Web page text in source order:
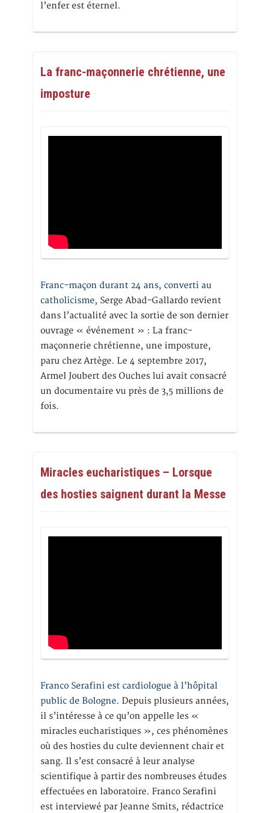
l’enfer est éternel.
La franc-maçonnerie chrétienne, une
imposture
Franc-maçon durant 24 ans, converti au
catholicisme, Serge Abad-Gallardo revient
dans l’actualité avec la sortie de son dernier
ouvrage « événement » : La franc-
maçonnerie chrétienne, une imposture,
paru chez Artège. Le 4 septembre 2017,
Armel Joubert des Ouches lui avait consacré
un documentaire vu près de 3,5 millions de
fois.
Miracles eucharistiques – Lorsque
des hosties saignent durant la Messe
Franco Serafini est cardiologue à l’hôpital
public de Bologne. Depuis plusieurs années,
il s’intéresse à ce qu’on appelle les «
miracles eucharistiques », ces phénomènes
où des hosties du culte deviennent chair et
sang. Il s’est consacré à leur analyse
scientifique à partir des nombreuses études
effectuées en laboratoire. Franco Serafini
est interviewé par Jeanne Smits, rédactrice